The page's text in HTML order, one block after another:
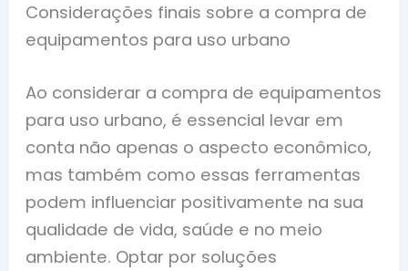
Considerações finais sobre a compra de
equipamentos para uso urbano
Ao considerar a compra de equipamentos
para uso urbano, é essencial levar em
conta não apenas o aspecto econômico,
mas também como essas ferramentas
podem influenciar positivamente na sua
qualidade de vida, saúde e no meio
ambiente. Optar por soluções